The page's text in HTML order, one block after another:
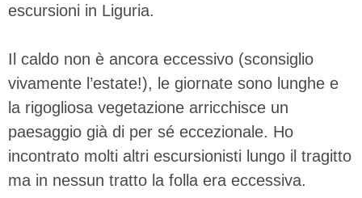
escursioni in Liguria.
Il caldo non è ancora eccessivo (sconsiglio
vivamente l’estate!), le giornate sono lunghe e
la rigogliosa vegetazione arricchisce un
paesaggio già di per sé eccezionale. Ho
incontrato molti altri escursionisti lungo il tragitto
ma in nessun tratto la folla era eccessiva.